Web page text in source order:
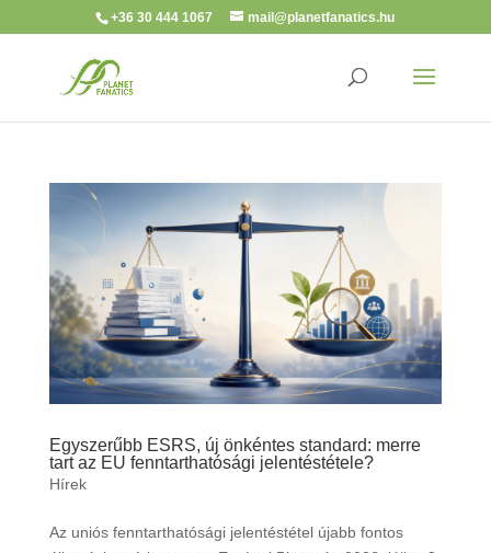
+36 30 444 1067 mail@planetfanatics.hu
Egyszerűbb ESRS, új önkéntes standard: merre
tart az EU fenntarthatósági jelentéstétele?
Hírek
Az uniós fenntarthatósági jelentéstétel újabb fontos